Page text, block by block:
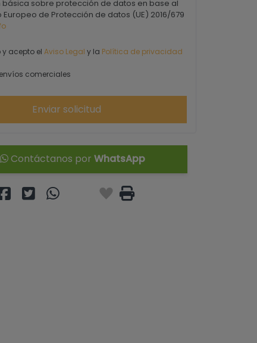
básica sobre protección de datos en base al
de Protección de datos (UE) 2016/679
y acepto el Aviso Legal y la Política de privacidad
comerciales
Enviar solicitud
Contáctanos por WhatsApp